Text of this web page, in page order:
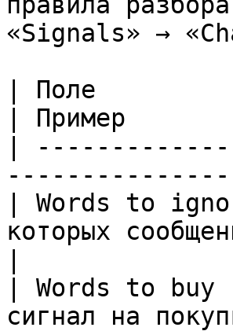
«Signals» →
| Поле
| Пример
|
| Words to
которых
| Words to
сигнал на